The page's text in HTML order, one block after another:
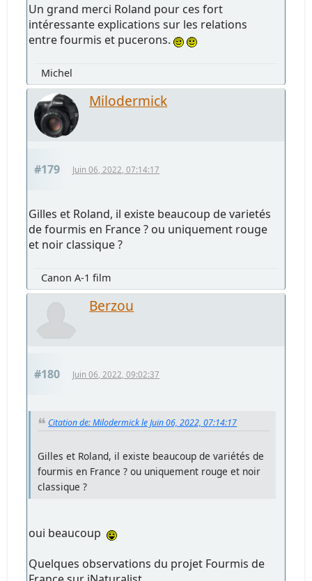
Un grand merci Roland pour ces fort
intéressante explications sur les relations
entre fourmis et pucerons.
Michel
Milodermick
#179 Juin 06, 2022, 07:14:17
Gilles et Roland, il existe beaucoup de varietés
de fourmis en France ? ou uniquement rouge
et noir classique ?
Canon A-1 film
Berzou
#180 Juin 06, 2022, 09:02:37
Citation de: Milodermick le Juin 06, 2022, 07:14:17
Gilles et Roland, il existe beaucoup de variétés de
fourmis en France ? ou uniquement rouge et noir
classique ?
oui beaucoup
Quelques observations du projet Fourmis de